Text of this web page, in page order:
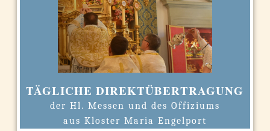
TÄGLICHE DIREKTÜBERTRAGUNG
der Hl. Messen und des Offiziums
aus Kloster Maria Engelport